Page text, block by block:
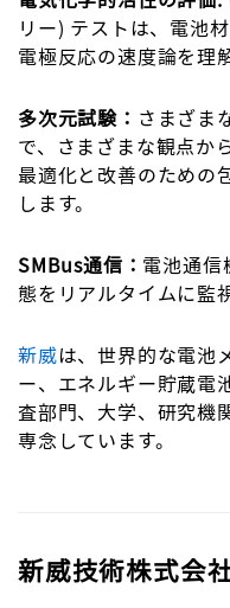
リー) テストは、電池
電極反応の速度論を理
多次元試験： さまざま
で、さまざまな観点か
最適化と改善のための
します。
SMBus通信： 電池通信
態をリアルタイムに監
新威は、世界的な電池
ー、エネルギー貯蔵電
査部門、大学、研究機
専念しています。
新威技術株式会